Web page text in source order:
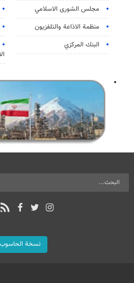
مجلس الشورى الاسلامي
منظمة الاذاعة والتلفزیون
البنك المركزي
نسخة الحاسوب